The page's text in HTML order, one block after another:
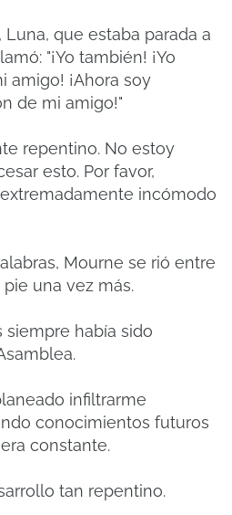
que estaba parada a
"¡Yo también! ¡Yo
amigo! ¡Ahora soy
de mi amigo!"
repentino. No estoy
esto. Por favor,
incómodo
Mourne se rió entre
una vez más.
había sido
infiltrarme
conocimientos futuros
constante.
tan repentino.